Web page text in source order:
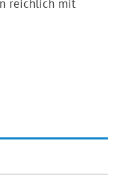
reichlich mit